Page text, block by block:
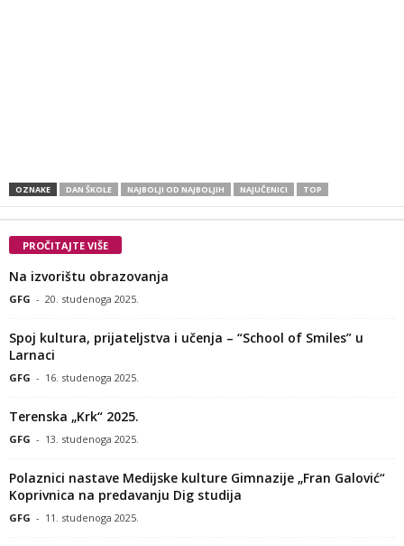
OZNAKE DAN ŠKOLE NAJBOLJI OD NAJBOLJIH NAJUČENICI TOP
PROČITAJTE VIŠE
Na izvorištu obrazovanja
GFG - 20. studenoga 2025.
Spoj kultura, prijateljstva i učenja – “School of Smiles” u
Larnaci
GFG - 16. studenoga 2025.
Terenska „Krk“ 2025.
GFG - 13. studenoga 2025.
Polaznici nastave Medijske kulture Gimnazije „Fran Galović“
Koprivnica na predavanju Dig studija
GFG - 11. studenoga 2025.